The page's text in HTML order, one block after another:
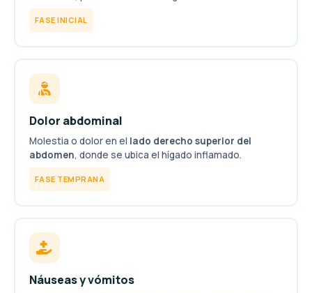
FASE INICIAL
Dolor abdominal
Molestia o dolor en el lado derecho superior del
abdomen, donde se ubica el hígado inflamado.
FASE TEMPRANA
Náuseas y vómitos